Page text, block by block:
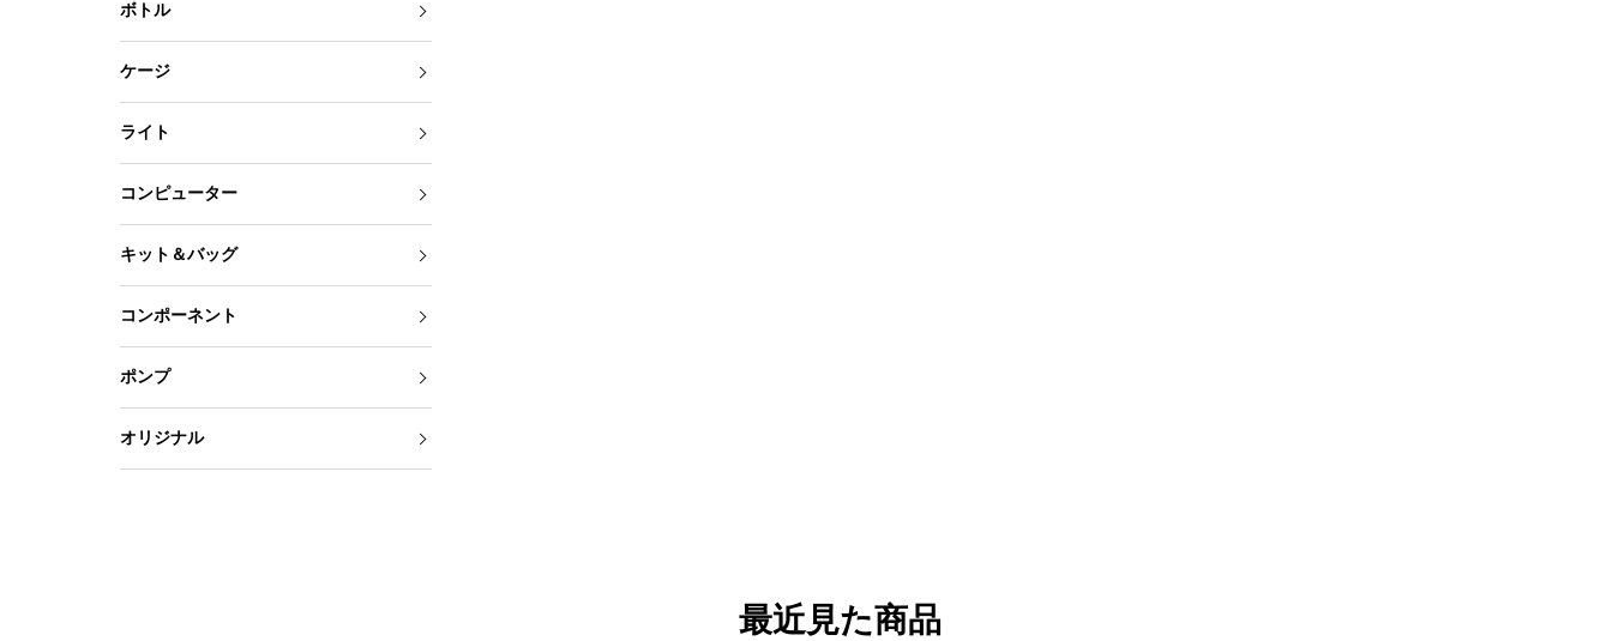
ボトル
ケージ
ライト
コンピューター
キット＆バッグ
コンポーネント
ポンプ
オリジナル
最近見た商品